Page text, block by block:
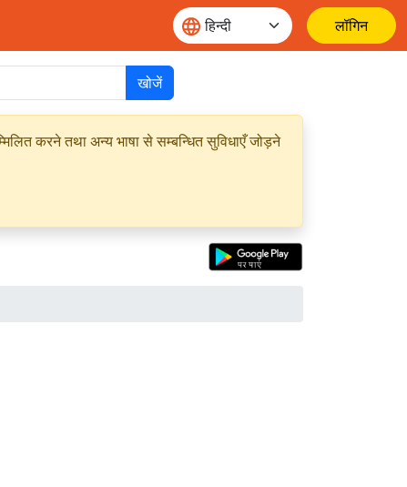
लॉगिन
खोजें
करने तथा अन्य भाषा से सम्बन्धित सुविधाएँ जोड़ने